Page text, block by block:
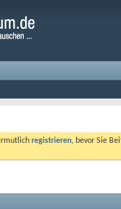
registrieren, bevor Sie